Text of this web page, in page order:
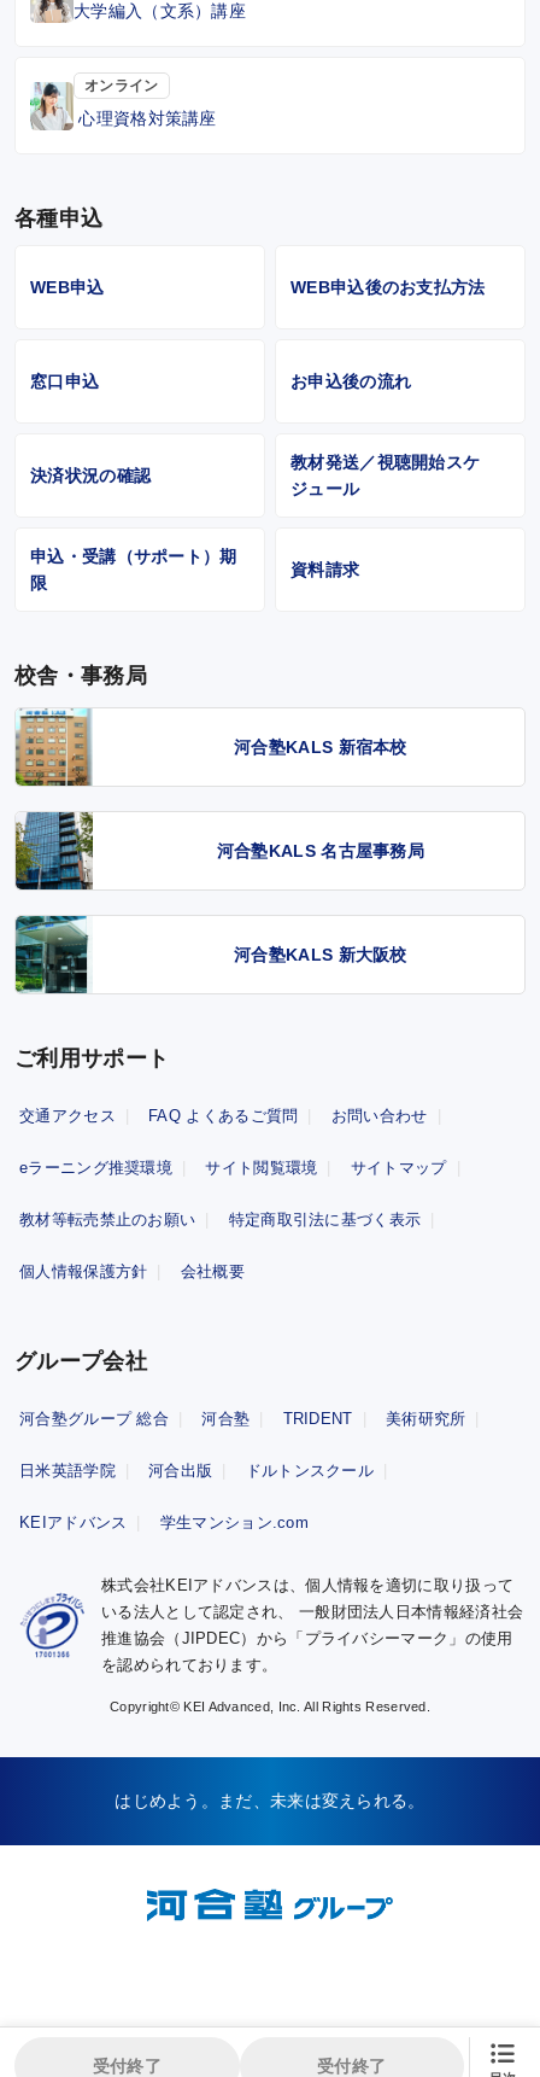
受付終了 受付終了
大学編入（文系）講座
オンライン
心理資格対策講座
各種申込
WEB申込 WEB申込後のお支払方法
窓口申込 お申込後の流れ
決済状況の確認
教材発送／視聴開始スケ
ジュール
申込・受講（サポート）期
限
資料請求
校舎・事務局
河合塾KALS 新宿本校
河合塾KALS 名古屋事務局
河合塾KALS 新大阪校
ご利用サポート
交通アクセス FAQ よくあるご質問 お問い合わせ
eラーニング推奨環境 サイト閲覧環境 サイトマップ
教材等転売禁止のお願い 特定商取引法に基づく表示
個人情報保護方針 会社概要
グループ会社
河合塾グループ 総合 河合塾 TRIDENT 美術研究所
日米英語学院 河合出版 ドルトンスクール
KEIアドバンス 学生マンション.com
株式会社KEIアドバンスは、個人情報を適切に取り扱って
いる法人として認定され、 一般財団法人日本情報経済社会
推進協会（JIPDEC）から「プライバシーマーク」の使用
を認められております。
Copyright© KEI Advanced, Inc. All Rights Reserved.
はじめよう。まだ、未来は変えられる。